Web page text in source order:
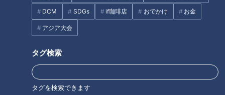
DCM SDGs if珈琲店 おでかけ お金
アジア大会
タグ検索
タグを検索できます
働く事による生理現象。心臓の電気信号を増やし身体に酸素や
栄養を送っているので不整脈ではないそうです。
心臓のSOSに気づく方法～正しい脈の測り方～
心臓に異変が起きると、動悸や息切れなどの症状が現れる人も